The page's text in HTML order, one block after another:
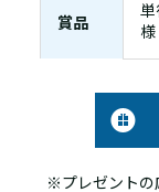
賞品
様
※プレゼントの